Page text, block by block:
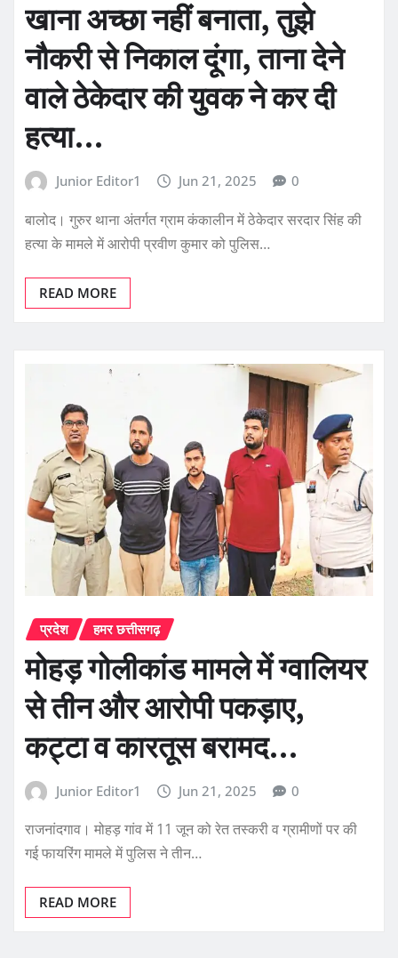
खाना अच्छा नहीं बनाता, तुझे
नौकरी से निकाल दूंगा, ताना देने
वाले ठेकेदार की युवक ने कर दी
हत्या…
Junior Editor1 Jun 21, 2025 0
बालोद। गुरुर थाना अंतर्गत ग्राम कंकालीन में ठेकेदार सरदार सिंह की
हत्या के मामले में आरोपी प्रवीण कुमार को पुलिस…
READ MORE
प्रदेश हमर छत्तीसगढ़
मोहड़ गोलीकांड मामले में ग्वालियर
से तीन और आरोपी पकड़ाए,
कट्टा व कारतूस बरामद…
Junior Editor1 Jun 21, 2025 0
राजनांदगाव। मोहड़ गांव में 11 जून को रेत तस्करी व ग्रामीणों पर की
गई फायरिंग मामले में पुलिस ने तीन…
READ MORE